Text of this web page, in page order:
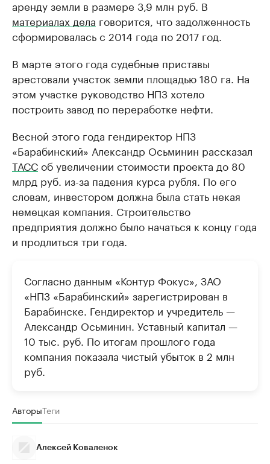
аренду земли в размере 3,9 млн руб. В
материалах дела говорится, что задолженность
сформировалась с 2014 года по 2017 год.
В марте этого года судебные приставы
арестовали участок земли площадью 180 га. На
этом участке руководство НПЗ хотело
построить завод по переработке нефти.
Весной этого года гендиректор НПЗ
«Барабинский» Александр Осьминин рассказал
ТАССоб увеличении стоимости проекта до 80
млрд руб. из-за падения курса рубля. По его
словам, инвестором должна была стать некая
немецкая компания. Строительство
предприятия должно было начаться к концу года
и продлиться три года.
Согласно данным «Контур Фокус», ЗАО
«НПЗ «Барабинский» зарегистрирован в
Барабинске. Гендиректор и учредитель —
Александр Осьминин. Уставный капитал —
10 тыс. руб. По итогам прошлого года
компания показала чистый убыток в 2 млн
руб.
АвторыТеги
Алексей Коваленок